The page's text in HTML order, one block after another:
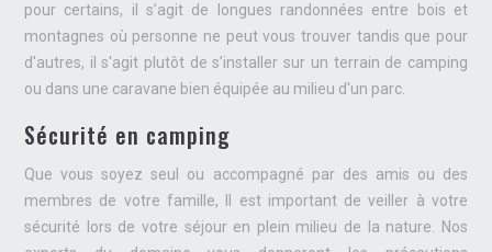
pour certains, il s’agit de longues randonnées entre bois et
montagnes où personne ne peut vous trouver tandis que pour
d'autres, il s'agit plutôt de s’installer sur un terrain de camping
ou dans une caravane bien équipée au milieu d'un parc.
Sécurité en camping
Que vous soyez seul ou accompagné par des amis ou des
membres de votre famille, Il est important de veiller à votre
sécurité lors de votre séjour en plein milieu de la nature. Nos